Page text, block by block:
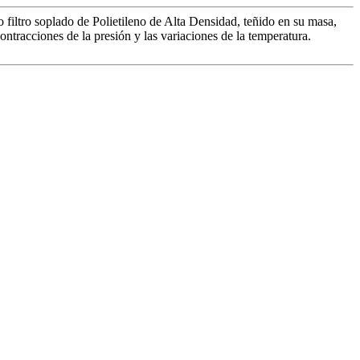
soplado de Polietileno de Alta Densidad, teñido en su masa,
de la presión y las variaciones de la temperatura.